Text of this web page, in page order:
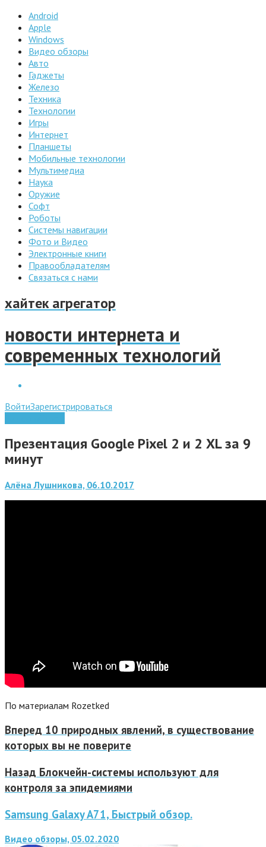
Android
Apple
Windows
Видео обзоры
Авто
Гаджеты
Железо
Техника
Технологии
Игры
Интернет
Планшеты
Мобильные технологии
Мультимедиа
Наука
Оружие
Софт
Роботы
Системы навигации
Фото и Видео
Электронные книги
Правообладателям
Связаться с нами
хайтек агрегатор
новости интернета и
современных технологий
ВойтиЗарегистрироваться
Презентация Google Pixel 2 и 2 XL за 9
минут
Алёна Лушникова, 06.10.2017
По материалам Rozetked
Вперед 10 природных явлений, в существование
которых вы не поверите
Назад Блокчейн-системы используют для
контроля за эпидемиями
Samsung Galaxy A71, Быстрый обзор.
Видео обзоры, 05.02.2020